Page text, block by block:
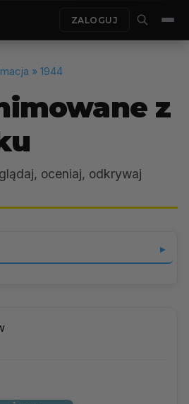
ZALOGUJ
» 1944
z
oceniaj, odkrywaj
▼